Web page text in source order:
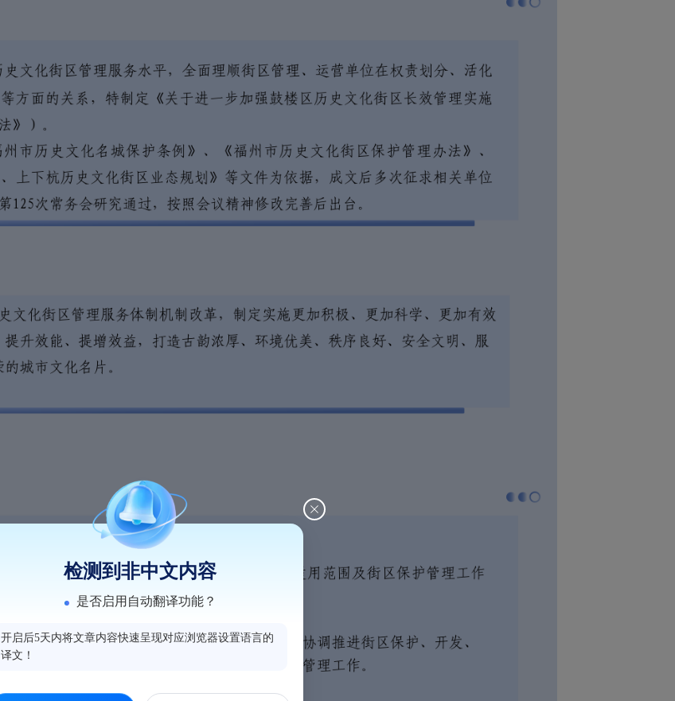
检测到非中文内容
是否启用自动翻译功能？
开启后5天内将文章内容快速呈现对应浏览器设置语言的
译文！